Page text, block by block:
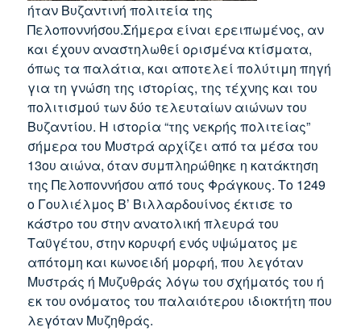
ήταν Βυζαντινή πολιτεία της
Πελοποννήσου.Σήμερα είναι ερειπωμένος, αν
και έχουν αναστηλωθεί ορισμένα κτίσματα,
όπως τα παλάτια, και αποτελεί πολύτιμη πηγή
για τη γνώση της ιστορίας, της τέχνης και του
πολιτισμού των δύο τελευταίων αιώνων του
Βυζαντίου. Η ιστορία “της νεκρής πολιτείας”
σήμερα του Μυστρά αρχίζει από τα μέσα του
13ου αιώνα, όταν συμπληρώθηκε η κατάκτηση
της Πελοποννήσου από τους Φράγκους. Το 1249
ο Γουλιέλμος Β’ Βιλλαρδουίνος έκτισε το
κάστρο του στην ανατολική πλευρά του
Ταϋγέτου, στην κορυφή ενός υψώματος με
απότομη και κωνοειδή μορφή, που λεγόταν
Μυστράς ή Μυζυθράς λόγω του σχήματός του ή
εκ του ονόματος του παλαιότερου ιδιοκτήτη που
λεγόταν Μυζηθράς.